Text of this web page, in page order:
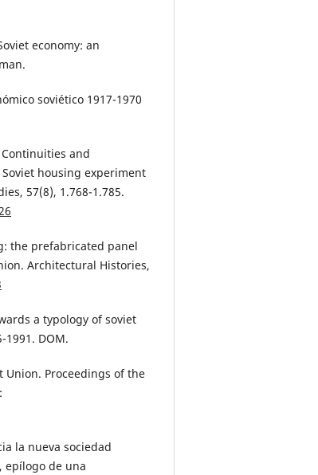
economy: an
soviético 1917-1970
and
housing experiment
57(8), 1.768-1.785.
the prefabricated panel
Architectural Histories,
a typology of soviet
DOM.
Union. Proceedings of the
la nueva sociedad
epílogo de una